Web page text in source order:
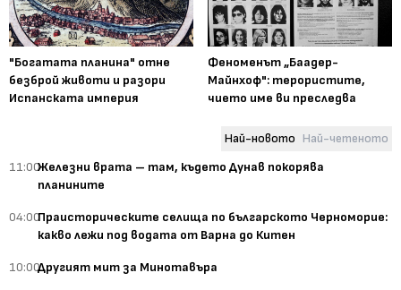
"Богатата планина" отне
безброй животи и разори
Испанската империя
Феноменът „Баадер-
Майнхоф": терористите,
чието име ви преследва
Най-новото Най-четеното
11:00Железни врата – там, където Дунав покорява
планините
04:00Праисторическите селища по българското Черноморие:
какво лежи под водата от Варна до Китен
10:00Другият мит за Минотавъра